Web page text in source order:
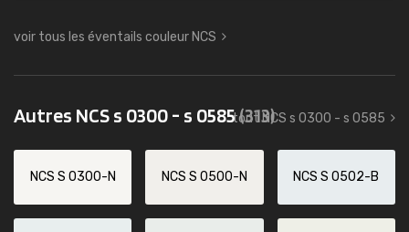
voir tous les éventails couleur NCS
Autres NCS s 0300 - s 0585(313)
tout NCS s 0300 - s 0585
NCS S 0300-N NCS S 0500-N NCS S 0502-B